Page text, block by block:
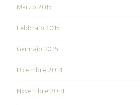
Marzo 2015
Febbraio 2015
Gennaio 2015
Dicembre 2014
Novembre 2014